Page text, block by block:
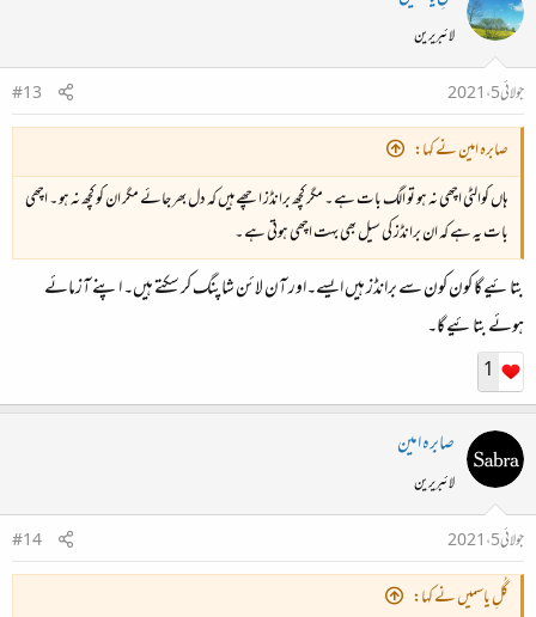
لائبریرین
جولائی 5، 2021
#13
صابرہ امین نے کہا:
ہاں کوالٹی اچھی نہ ہو تو الگ بات ہے ۔ مگر کچھ برانڈز اچھے ہیں کہ دل بھر جائے مگر ان کو کچھ نہ ہو ۔ اچھی
بات یہ ہے کہ ان برانڈز کی سیل بھی بہت اچھی ہوتی ہے ۔
بتائیے گا کون کون سے برانڈز ہیں ایسے۔اور آن لائن شاپنگ کر سکتے ہیں۔ اپنے آزمائے
ہوئے بتائیے گا۔
1
صابرہ امین
لائبریرین
جولائی 5، 2021
#14
گُلِ یاسمیں نے کہا: